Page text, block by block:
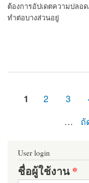
ต้องการอัปเดตความปลอ
ทำต่อบางส่วนอยู่
about d7security
ของคุณยังคงเป็น
1 2 3
…
ถั
User login
ชื่อผู้ใช้งาน*